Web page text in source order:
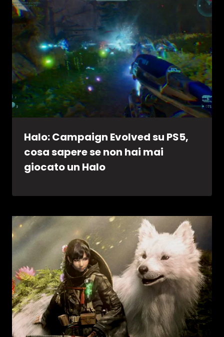
Halo: Campaign Evolved su PS5,
cosa sapere se non hai mai
giocato un Halo